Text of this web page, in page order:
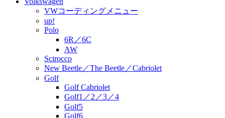
VWコーディングメニュー
up!
Polo
6R／6C
AW
Scirocco
New Beetle／The Beetle／Cabriolet
Golf
Golf Cabriolet
Golf1／2／3／4
Golf5
Golf6